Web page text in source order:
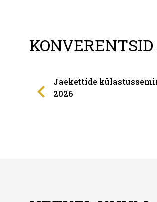
Jaekettide
2026